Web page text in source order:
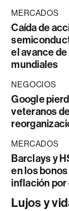
MERCADOS
Caída de
el avance
mundiales
NEGOCIOS
Google
veteranos
MERCADOS
Barclays y
en los
inflación por
Lujos y